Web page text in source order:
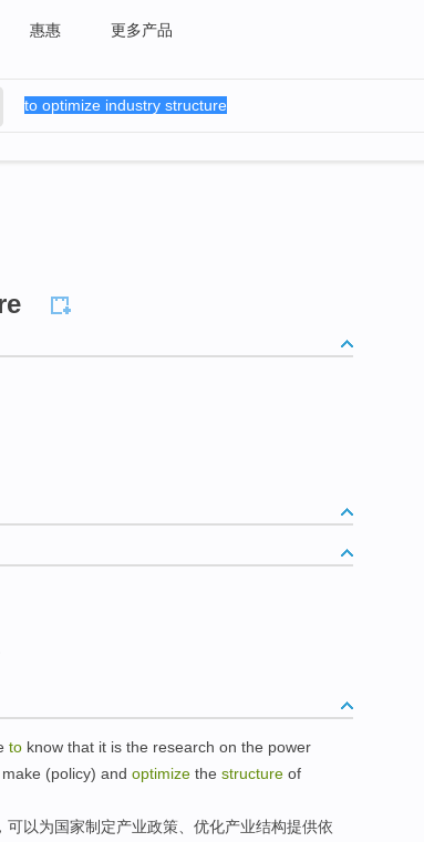
惠惠 更多产品
to know that it is the research on the power
make (policy) and optimize the structure of
可以为国家制定产业政策、 优化产业结构提供依